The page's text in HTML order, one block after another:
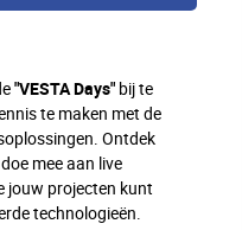
"VESTA Days" bij te
te maken met de
Ontdek
mee aan live
jouw projecten kunt
technologieën.